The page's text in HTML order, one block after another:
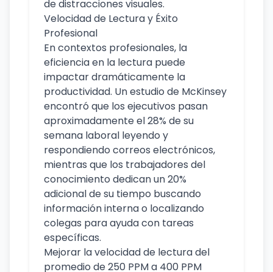
de distracciones visuales.
Velocidad de Lectura y Éxito
Profesional
En contextos profesionales, la
eficiencia en la lectura puede
impactar dramáticamente la
productividad. Un estudio de McKinsey
encontró que los ejecutivos pasan
aproximadamente el 28% de su
semana laboral leyendo y
respondiendo correos electrónicos,
mientras que los trabajadores del
conocimiento dedican un 20%
adicional de su tiempo buscando
información interna o localizando
colegas para ayuda con tareas
específicas.
Mejorar la velocidad de lectura del
promedio de 250 PPM a 400 PPM